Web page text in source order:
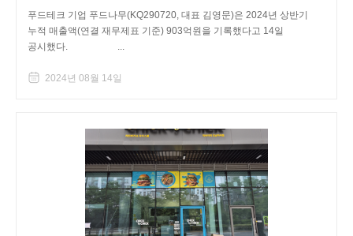
푸드테크 기업 푸드나무(KQ290720, 대표 김영문)은 2024년 상반기
누적 매출액(연결 재무제표 기준) 903억원을 기록했다고 14일
공시했다. ...
2024년 08월 14일